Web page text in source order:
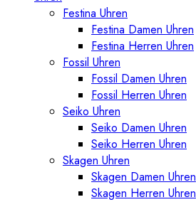
Festina Uhren
Festina Damen Uhren
Festina Herren Uhren
Fossil Uhren
Fossil Damen Uhren
Fossil Herren Uhren
Seiko Uhren
Seiko Damen Uhren
Seiko Herren Uhren
Skagen Uhren
Skagen Damen Uhren
Skagen Herren Uhren